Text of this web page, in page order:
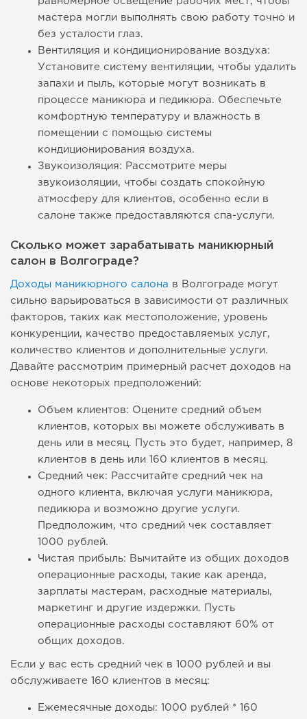
мастера могли выполнять свою работу точно и
без усталости глаз.
Вентиляция и кондиционирование воздуха:
Установите систему вентиляции, чтобы удалить
запахи и пыль, которые могут возникать в
процессе маникюра и педикюра. Обеспечьте
комфортную температуру и влажность в
помещении с помощью системы
кондиционирования воздуха.
Звукоизоляция: Рассмотрите меры
звукоизоляции, чтобы создать спокойную
атмосферу для клиентов, особенно если в
салоне также предоставляются спа-услуги.
Сколько может зарабатывать маникюрный
салон в Волгограде?
Доходы маникюрного салона в Волгограде могут
сильно варьироваться в зависимости от различных
факторов, таких как местоположение, уровень
конкуренции, качество предоставляемых услуг,
количество клиентов и дополнительные услуги.
Давайте рассмотрим примерный расчет доходов на
основе некоторых предположений:
Объем клиентов: Оцените средний объем
клиентов, которых вы можете обслуживать в
день или в месяц. Пусть это будет, например, 8
клиентов в день или 160 клиентов в месяц.
Средний чек: Рассчитайте средний чек на
одного клиента, включая услуги маникюра,
педикюра и возможно другие услуги.
Предположим, что средний чек составляет
1000 рублей.
Чистая прибыль: Вычитайте из общих доходов
операционные расходы, такие как аренда,
зарплаты мастерам, расходные материалы,
маркетинг и другие издержки. Пусть
операционные расходы составляют 60% от
общих доходов.
Если у вас есть средний чек в 1000 рублей и вы
обслуживаете 160 клиентов в месяц:
Ежемесячные доходы: 1000 рублей * 160